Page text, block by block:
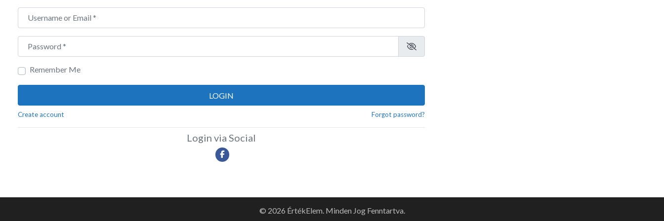
Username or Email
Password
Remember Me
LOGIN
Create account Forgot password?
Login via Social
© 2026 ÉrtékElem. Minden Jog Fenntartva.